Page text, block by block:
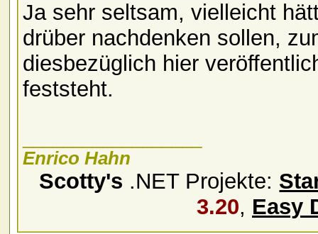
Ja sehr seltsam, vielleicht
drüber nachdenken sollen,
diesbezüglich hier
feststeht.
Enrico Hahn
Scotty's .NET Projekte:
3.20, Easy